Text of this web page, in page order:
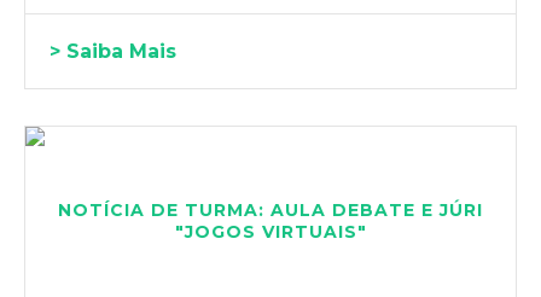
> Saiba Mais
NOTÍCIA DE TURMA: AULA DEBATE E JÚRI
"JOGOS VIRTUAIS"